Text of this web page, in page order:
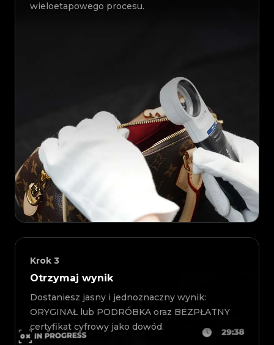
wieloetapowego procesu.
Krok 3
Otrzymaj wynik
Dostaniesz jasny i jednoznaczny wynik:
ORYGINAŁ lub PODRÓBKA oraz BEZPŁATNY
certyfikat cyfrowy jako dowód.